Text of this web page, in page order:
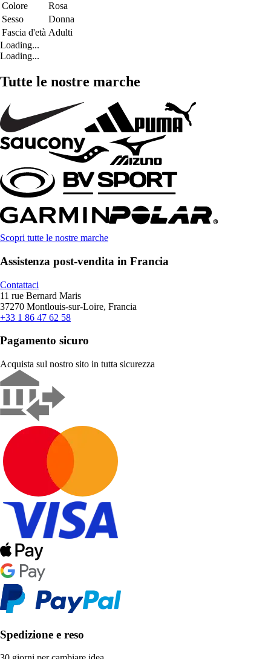
Colore
Rosa
Sesso
Donna
Fascia d'età Adulti
Loading...
Loading...
Tutte le nostre marche
Scopri tutte le nostre marche
Assistenza post-vendita in Francia
Contattaci
11 rue Bernard Maris
37270 Montlouis-sur-Loire, Francia
+33 1 86 47 62 58
Pagamento sicuro
Acquista sul nostro sito in tutta sicurezza
Spedizione e reso